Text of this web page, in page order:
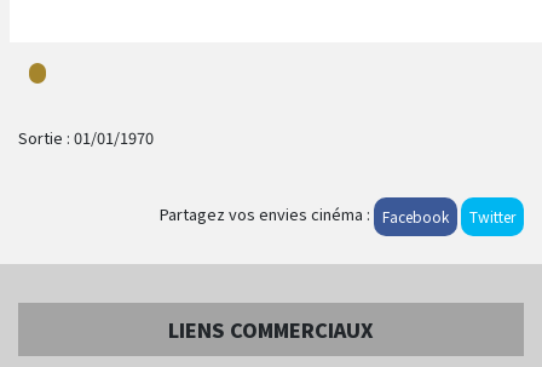
Sortie : 01/01/1970
Partagez vos envies cinéma : Facebook Twitter
LIENS COMMERCIAUX